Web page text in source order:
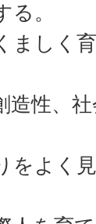
。
ましく
造性、
をよく